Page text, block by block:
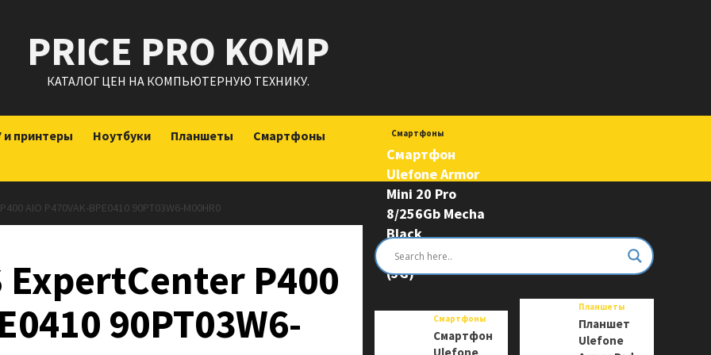
PRICE PRO KOMP
КАТАЛОГ ЦЕН НА КОМПЬЮТЕРНУЮ ТЕХНИКУ.
принтеры Ноутбуки Планшеты Смартфоны
AIO P470VAK-BPE0410 90PT03W6-M00HR0
P400
90PT03W6-
Смартфоны
Смартфон
Ulefone Armor
Mini 20 Pro
8/256Gb Mecha
Black
6975326663243
(5G)
Смартфоны
Смартфон
Планшеты
Планшет
Ulefone